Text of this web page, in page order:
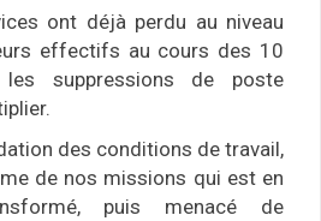
ont déjà perdu au niveau
effectifs au cours des 10
les suppressions de poste
des conditions de travail,
de nos missions qui est en
puis menacé de